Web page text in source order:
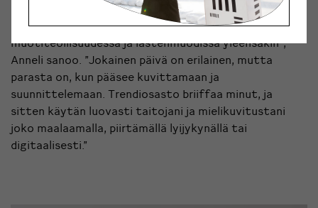
”On ollut kiinnostavaa oppia, mikä oninja mikäout
muotiteollisuudessa ja lastenmuodissa yleensäkin”,
Anneli sanoo. ”Jokainen päivä on erilainen, mutta
parasta on, kun pääsee kuvittamaan ja
suunnittelemaan. Trendiosasto briiffaa minut, ja
sitten käytän luovasti taitojani ja mielikuvitustani
joko maalaamalla, piirtämällä lyijykynällä tai
digitaalisesti.”